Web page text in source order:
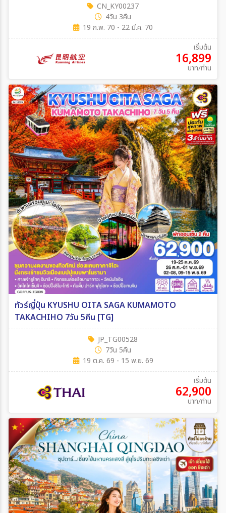
CN_KY00237
4วัน 3คืน
19 ก.พ. 70 - 22 มี.ค. 70
เริ่มต้น
16,899
บาท/ท่าน
ทัวร์ญี่ปุ่น KYUSHU OITA SAGA KUMAMOTO
TAKACHIHO 7วัน 5คืน [TG]
JP_TG00528
7วัน 5คืน
19 ต.ค. 69 - 15 พ.ย. 69
เริ่มต้น
62,900
บาท/ท่าน